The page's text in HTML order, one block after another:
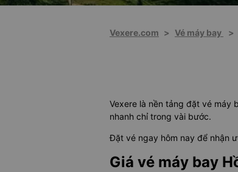
Vexere.com > Vé máy bay >
Vexere là nền tảng đặt vé máy
nhanh chỉ trong vài bước.
Đặt vé ngay hôm nay để nhận
Giá vé máy bay